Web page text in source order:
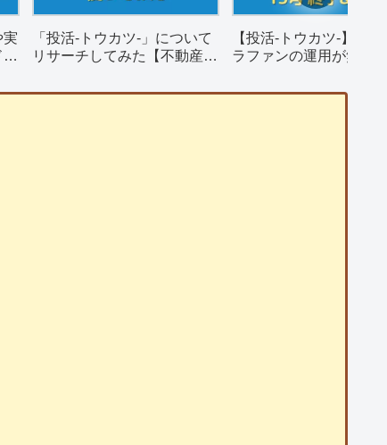
実
「投活-トウカツ-」について
リサーチしてみた【不動産ク
【投活-トウカツ-】不
ラファンの運用が無事